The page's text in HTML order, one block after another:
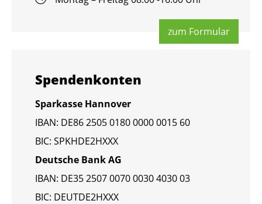
zum For­mu­lar
Spen­den­kon­ten
Spar­kas­se Han­no­ver
IBAN: DE86 2505 0180 0000 0015 60
BIC: SPKHDE2HXXX
Deut­sche Bank AG
IBAN: DE35 2507 0070 0030 4030 03
BIC: DEUT­DE2HXXX